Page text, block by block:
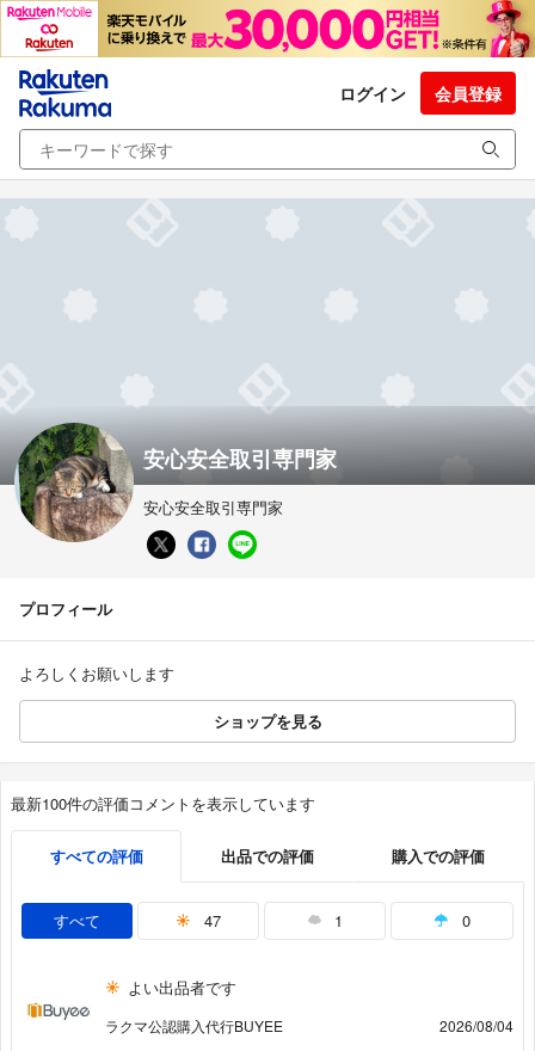
ログイン 会員登録
安心安全取引専門家
安心安全取引専門家
プロフィール
よろしくお願いします
ショップを見る
最新100件の評価コメントを表示しています
すべての評価 出品での評価 購入での評価
すべて 47 1 0
よい出品者です
ラクマ公認購入代行BUYEE 2026/08/04